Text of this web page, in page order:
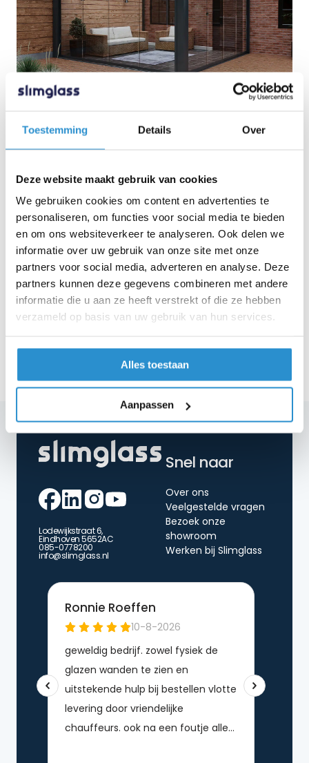
Toestemming Details Over
Deze website maakt gebruik van cookies
We gebruiken cookies om content en advertenties te
personaliseren, om functies voor social media te bieden
en om ons websiteverkeer te analyseren. Ook delen we
informatie over uw gebruik van onze site met onze
partners voor social media, adverteren en analyse. Deze
partners kunnen deze gegevens combineren met andere
informatie die u aan ze heeft verstrekt of die ze hebben
verzameld op basis van uw gebruik van hun services.
Alles toestaan
Aanpassen
Wat te doen tegen vliegen onder een
overkapping?
22 juli 2026
Blog
en huisdieren?
Lodewijkstraat 6,
Eindhoven 5652AC
085-0778200
info@slimglass.nl
Snel naar
Over ons
Veelgestelde vragen
Bezoek onze
showroom
Werken bij Slimglass